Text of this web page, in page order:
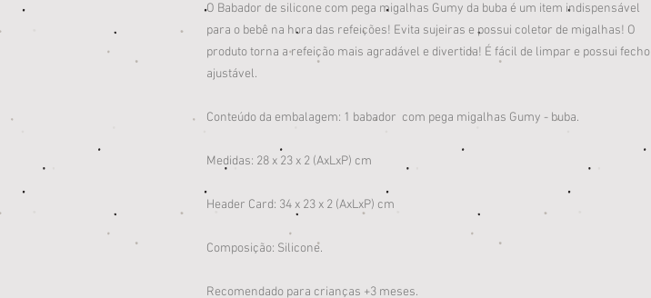
O Babador de silicone com pega migalhas Gumy da buba é um item indispensável
para o bebê na hora das refeições! Evita sujeiras e possui coletor de migalhas! O
produto torna a refeição mais agradável e divertida! É fácil de limpar e possui fecho
ajustável.
Conteúdo da embalagem: 1 babador com pega migalhas Gumy - buba.
Medidas: 28 x 23 x 2 (AxLxP) cm
Header Card: 34 x 23 x 2 (AxLxP) cm
Composição: Silicone.
Recomendado para crianças +3 meses.